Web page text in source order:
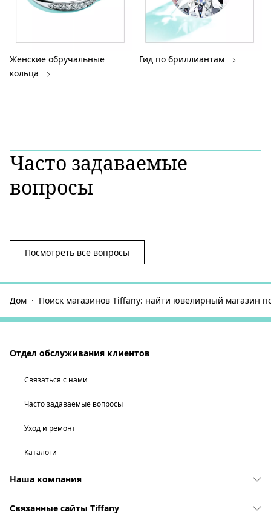
Женские обручальные
кольца
Гид по бриллиантам
Часто задаваемые
вопросы
Посмотреть все вопросы
Дом Поиск магазинов Tiffany: найти ювелирный магазин
Отдел обслуживания клиентов
Связаться с нами
Часто задаваемые вопросы
Уход и ремонт
Каталоги
Наша компания
Связанные сайты Tiffany